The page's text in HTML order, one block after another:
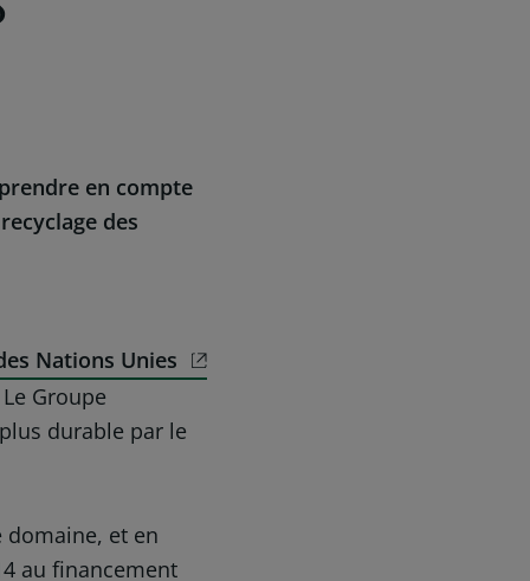
en compte
des
Nations Unies
Groupe
durable par le
domaine, et en
au financement